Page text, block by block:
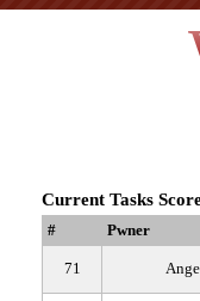
Current Tasks
# Pwner
71